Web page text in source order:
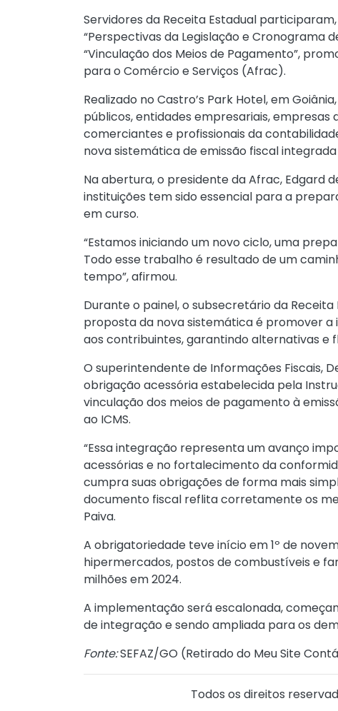
Servidores da Receita Estadual
“Perspectivas da Legislação e Cronograma
“Vinculação dos Meios de Pagamento”,
para o Comércio e Serviços (Afrac).
Realizado no Castro’s Park Hotel, em
públicos, entidades empresariais,
comerciantes e profissionais da
nova sistemática de emissão fiscal
Na abertura, o presidente da Afrac, Edgard
instituições tem sido essencial para a
em curso.
“Estamos iniciando um novo ciclo, uma
Todo esse trabalho é resultado de um
tempo”, afirmou.
Durante o painel, o subsecretário da Receita
proposta da nova sistemática é promover
aos contribuintes, garantindo alternativas e
O superintendente de Informações Fiscais,
obrigação acessória estabelecida pela
vinculação dos meios de pagamento à
ao ICMS.
“Essa integração representa um avanço
acessórias e no fortalecimento da
cumpra suas obrigações de forma mais
documento fiscal reflita corretamente os
Paiva.
A obrigatoriedade teve início em 1º de
hipermercados, postos de combustíveis e
milhões em 2024.
A implementação será escalonada,
de integração e sendo ampliada para os
Fonte:SEFAZ/GO (Retirado do Meu Site
Todos os direitos